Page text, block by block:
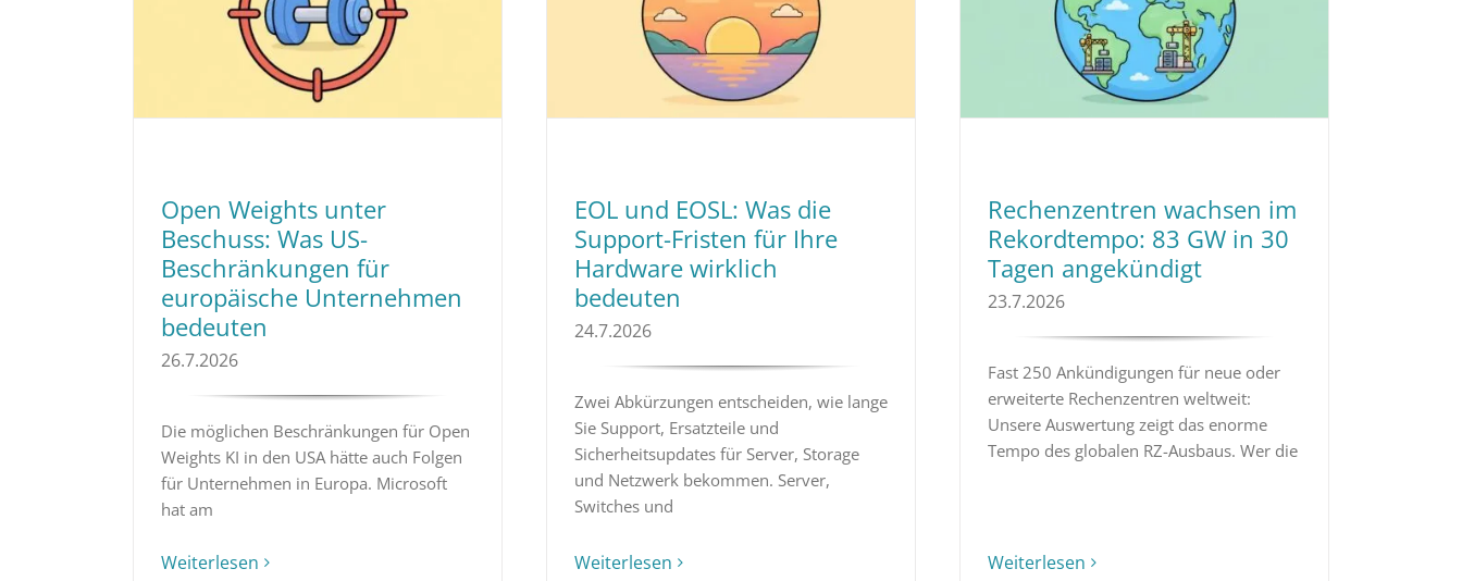
Open Weights unter
Beschuss: Was US-
Beschränkungen für
europäische Unternehmen
bedeuten
26.7.2026
Die möglichen Beschränkungen für Open
Weights KI in den USA hätte auch Folgen
für Unternehmen in Europa. Microsoft
hat am
Weiterlesen
EOL und EOSL: Was die
Support-Fristen für Ihre
Hardware wirklich
bedeuten
24.7.2026
Zwei Abkürzungen entscheiden, wie lange
Sie Support, Ersatzteile und
Sicherheitsupdates für Server, Storage
und Netzwerk bekommen. Server,
Switches und
Weiterlesen
Rechenzentren wachsen im
Rekordtempo: 83 GW in 30
Tagen angekündigt
23.7.2026
Fast 250 Ankündigungen für neue oder
erweiterte Rechenzentren weltweit:
Unsere Auswertung zeigt das enorme
Tempo des globalen RZ-Ausbaus. Wer die
Weiterlesen